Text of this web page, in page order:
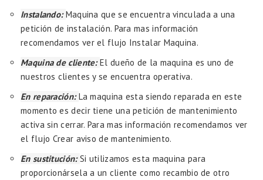
Instalando:Maquina que se encuentra vinculada a una
petición de instalación. Para mas información
recomendamos ver el flujo Instalar Maquina.
Maquina de cliente:El dueño de la maquina es uno de
nuestros clientes y se encuentra operativa.
En reparación:La maquina esta siendo reparada en este
momento es decir tiene una petición de mantenimiento
activa sin cerrar. Para mas información recomendamos ver
el flujo Crear aviso de mantenimiento.
En sustitución:Si utilizamos esta maquina para
proporcionársela a un cliente como recambio de otro